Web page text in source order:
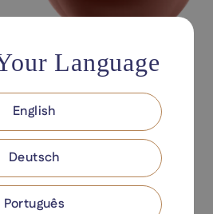
PH-Kontrolle Anti-
Porosität
CHF36.00
Language
English
Deutsch
Português